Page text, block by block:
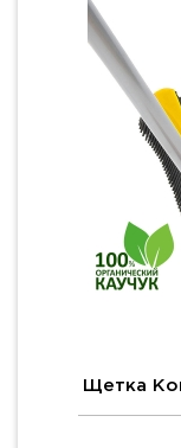
Щетка